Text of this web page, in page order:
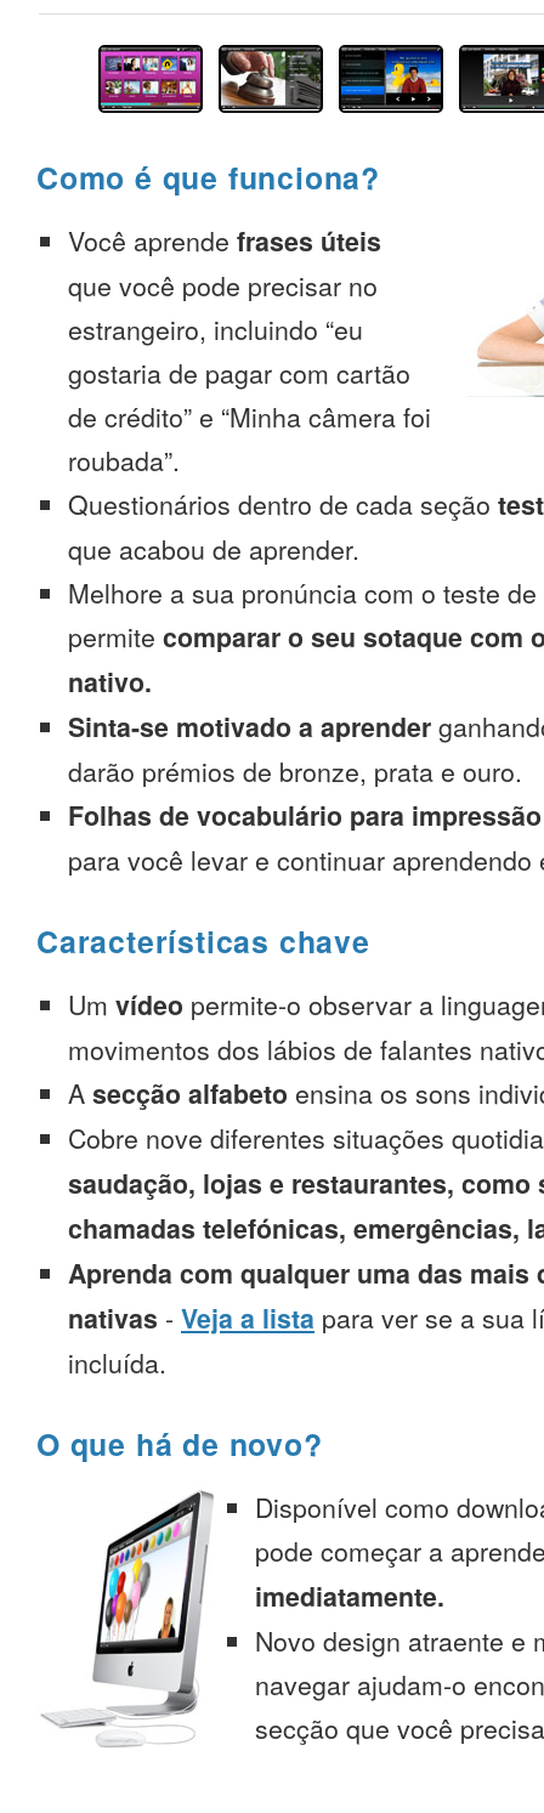
Como é que funciona?
Você aprende frases úteis
que você pode precisar no
estrangeiro, incluindo “eu
gostaria de pagar com cartão
de crédito” e “Minha câmera foi
roubada”.
Questionários dentro de cada seção
que acabou de aprender.
Melhore a sua pronúncia com o teste
permite comparar o seu sotaque com
nativo.
Sinta-se motivado a aprender
darão prémios de bronze, prata e ouro.
Folhas de vocabulário para impressão
para você levar e continuar aprendendo
Características chave
Um vídeo permite-o observar a
movimentos dos lábios de falantes
A secção alfabeto ensina os sons
Cobre nove diferentes situações
saudação, lojas e restaurantes, como
chamadas telefónicas, emergências,
Aprenda com qualquer uma das mais
nativas - Veja a lista para ver se a sua
incluída.
O que há de novo?
Disponível como
pode começar a
imediatamente.
Novo design atraente e
navegar ajudam-o
secção que você